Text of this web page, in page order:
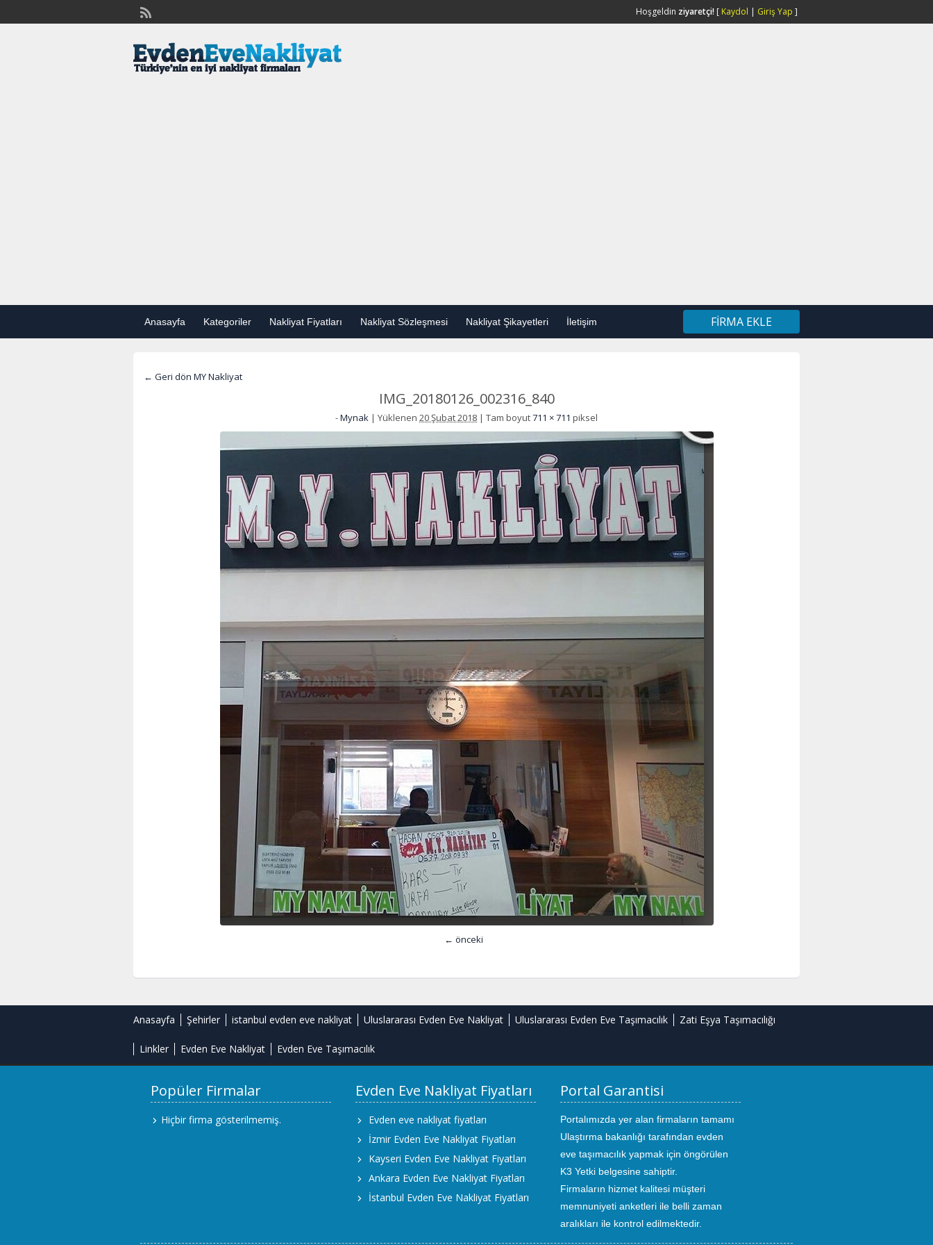
Hoşgeldin ziyaretçi! [ Kaydol | Giriş Yap ]
Anasayfa Kategoriler Nakliyat Fiyatları Nakliyat Sözleşmesi Nakliyat Şikayetleri İletişim FIRMA EKLE
← Geri dön MY Nakliyat
IMG_20180126_002316_840
-Mynak | Yüklenen 20 Şubat 2018 | Tam boyut711 × 711 piksel
← önceki
Anasayfa Şehirler istanbul evden eve nakliyat Uluslararası Evden Eve Nakliyat Uluslararası Evden Eve Taşımacılık Zati Eşya Taşımacılığı
Linkler Evden Eve Nakliyat Evden Eve Taşımacılık
Popüler Firmalar
Hiçbir firma gösterilmemiş.
Evden Eve Nakliyat Fiyatları
Evden eve nakliyat fiyatları
İzmir Evden Eve Nakliyat Fiyatları
Kayseri Evden Eve Nakliyat Fiyatları
Ankara Evden Eve Nakliyat Fiyatları
İstanbul Evden Eve Nakliyat Fiyatları
Portal Garantisi
Portalımızda yer alan firmaların tamamı
Ulaştırma bakanlığı tarafından evden
eve taşımacılık yapmak için öngörülen
K3 Yetki belgesine sahiptir.
Firmaların hizmet kalitesi müşteri
memnuniyeti anketleri ile belli zaman
aralıkları ile kontrol edilmektedir.